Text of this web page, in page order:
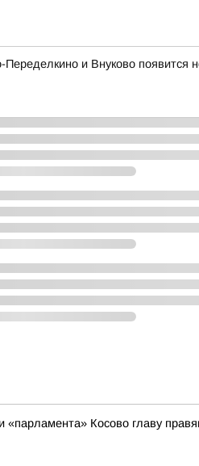
и Внуково появится
«парламента» Косово главу